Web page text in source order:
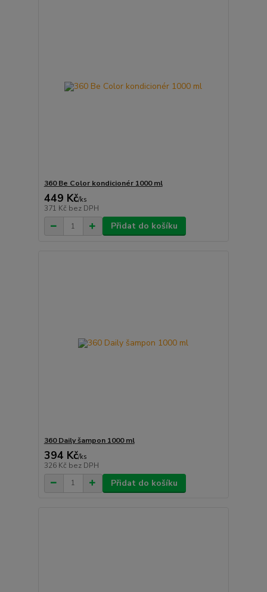
360 Be Color kondicionér 1000 ml
449 Kč/ks
371 Kč bez DPH
Přidat do košíku
360 Daily šampon 1000 ml
394 Kč/ks
326 Kč bez DPH
Přidat do košíku